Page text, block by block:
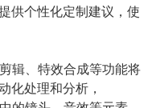
供个性化定制建议，使
辑、特效合成等功能将
化处理和分析，